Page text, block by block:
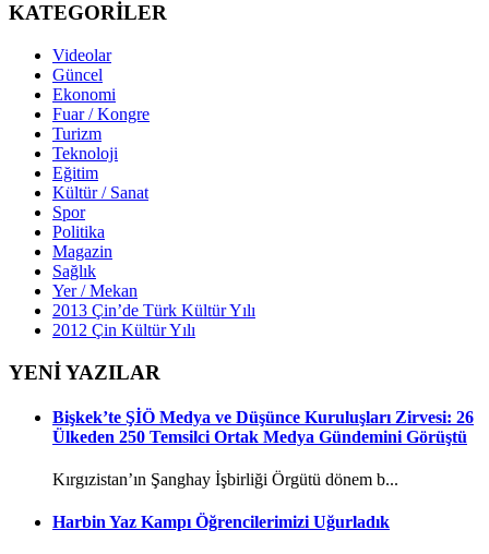
KATEGORİLER
Videolar
Güncel
Ekonomi
Fuar / Kongre
Turizm
Teknoloji
Eğitim
Kültür / Sanat
Spor
Politika
Magazin
Sağlık
Yer / Mekan
2013 Çin’de Türk Kültür Yılı
2012 Çin Kültür Yılı
YENİ YAZILAR
Bişkek’te ŞİÖ Medya ve Düşünce Kuruluşları Zirvesi: 26
Ülkeden 250 Temsilci Ortak Medya Gündemini Görüştü
Kırgızistan’ın Şanghay İşbirliği Örgütü dönem b...
Harbin Yaz Kampı Öğrencilerimizi Uğurladık